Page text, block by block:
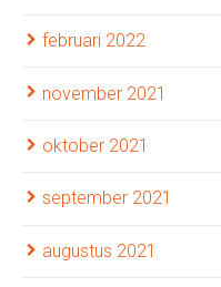
februari 2022
november 2021
oktober 2021
september 2021
augustus 2021